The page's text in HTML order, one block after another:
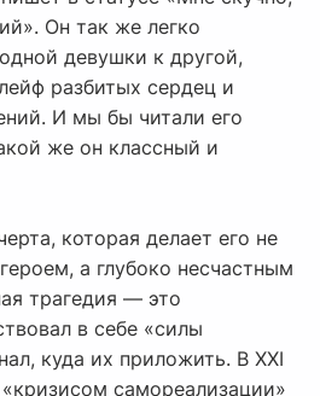
Он так же легко
девушки к другой,
разбитых сердец и
И мы бы читали его
же он классный и
которая делает его не
а глубоко несчастным
трагедия — это
в себе «силы
куда их приложить. В XXI
самореализации»